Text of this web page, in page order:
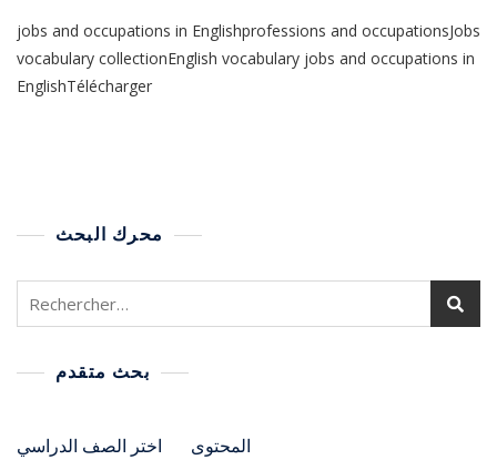
jobs and occupations in Englishprofessions and occupationsJobs
vocabulary collectionEnglish vocabulary jobs and occupations in
EnglishTélécharger
محرك البحث
بحث متقدم
اختر الصف الدراسي المحتوى